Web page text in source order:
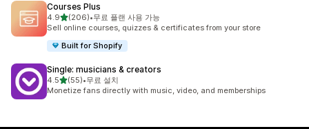
Courses Plus
4.9별 5개 중
(206)
총 리뷰 206개
•무료 플랜 사용 가능
Sell online courses, quizzes & certificates from your store
Built for Shopify
Single: musicians & creators
4.5별 5개 중
(55)
총 리뷰 55개
•무료 설치
Monetize fans directly with music, video, and memberships